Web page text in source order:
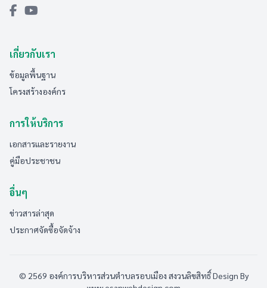
เกี่ยวกับเรา
ข้อมูลพื้นฐาน
โครงสร้างองค์กร
การให้บริการ
เอกสารและรายงาน
คู่มือประชาชน
อื่นๆ
ข่าวสารล่าสุด
ประกาศจัดซื้อจัดจ้าง
© 2569 องค์การบริหารส่วนตำบลรอบเมือง สงวนลิขสิทธิ์Design By